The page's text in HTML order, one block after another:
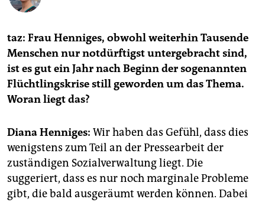
abo
genossenschaft
epaper login
taz: Frau Henniges, obwohl weiterhin Tausende
Menschen nur notdürftigst untergebracht sind,
ist es gut ein Jahr nach Beginn der sogenannten
Flüchtlingskrise still geworden um das Thema.
Woran liegt das?
Diana Henniges: Wir haben das Gefühl, dass dies
wenigstens zum Teil an der Pressearbeit der
zuständigen Sozialverwaltung liegt. Die
suggeriert, dass es nur noch marginale Probleme
gibt, die bald ausgeräumt werden können. Dabei